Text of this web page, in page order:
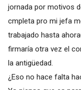
jornada por motivos
cmpleta pro mi jefa
trabajado hasta
firmaría otra vez el
la antigüedad.
¿Eso no hace falta